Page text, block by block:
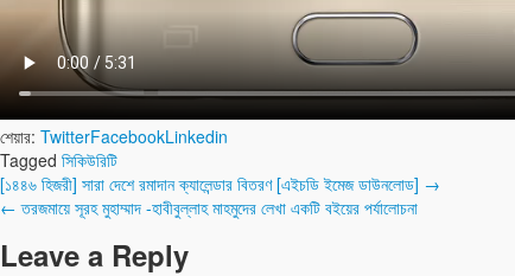
শেয়ার: TwitterFacebookLinkedin
Tagged সিকিউরিটি
Post
navigation
[১৪৪৬ হিজরী] সারা দেশে রমাদান ক্যালেন্ডার বিতরণ [এইচডি ইমেজ ডাউনলোড] →
← তরজমায়ে সূরহ মুহাম্মাদ -হাবীবুল্লাহ মাহমুদের লেখা একটি বইয়ের পর্যালোচনা
Leave a Reply